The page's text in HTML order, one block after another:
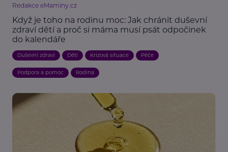
Redakce eMaminy.cz
Když je toho na rodinu moc: Jak chránit duševní
zdraví dětí a proč si máma musí psát odpočinek
do kalendáře
Duševní zdraví Děti Krizová situace Péče
Podpora a pomoc Rodina